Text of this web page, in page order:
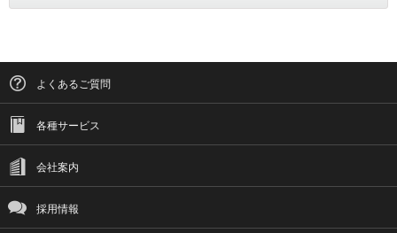
よくあるご質問
各種サービス
会社案内
採用情報